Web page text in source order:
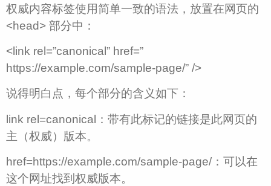
权威内容标签使用简单一致的语法，放置在网页的
<head> 部分中：
<link rel=”canonical” href=”
https://example.com/sample-page/” />
说得明白点，每个部分的含义如下：
link rel=canonical：带有此标记的链接是此网页的
主（权威）版本。
href=https://example.com/sample-page/：可以在
这个网址找到权威版本。